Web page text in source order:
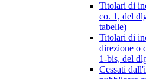
Titolari di
co. 1, del
tabelle)
Titolari di
direzione o
1-bis, del
Cessati